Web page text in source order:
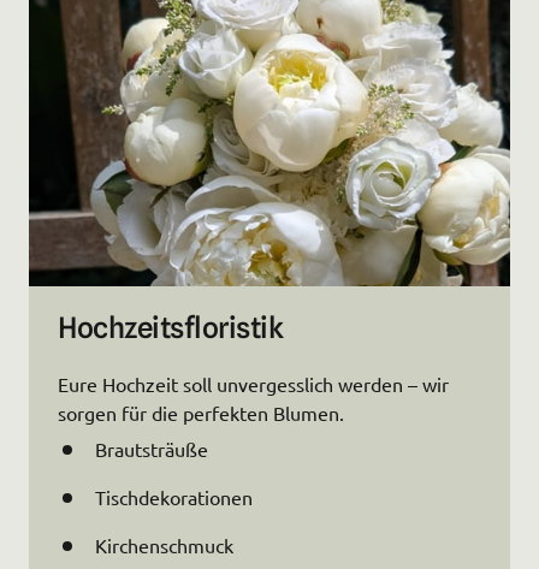
Hochzeitsfloristik
Eure Hochzeit soll unvergesslich werden – wir
sorgen für die perfekten Blumen.
Brautsträuße
Tischdekorationen
Kirchenschmuck